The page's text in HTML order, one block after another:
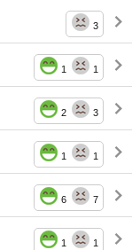
3
1 1
2 3
1 1
6 7
1 1